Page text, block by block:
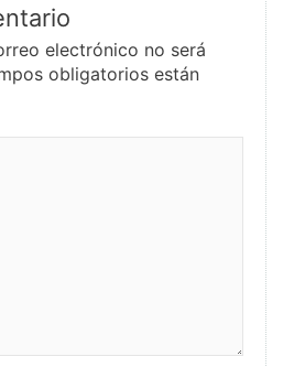
electrónico no será
obligatorios están